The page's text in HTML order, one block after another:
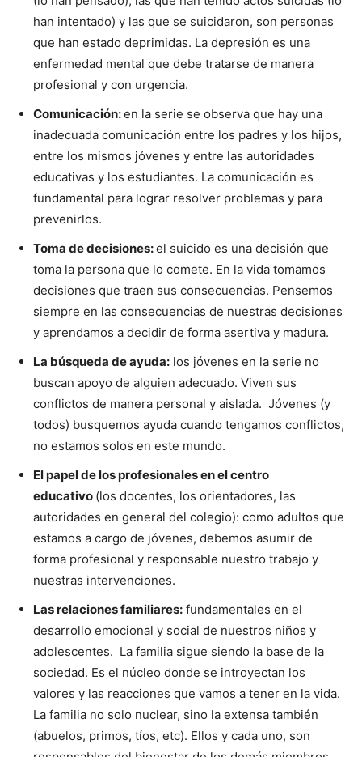
han intentado) y las que se suicidaron, son personas
que han estado deprimidas. La depresión es una
enfermedad mental que debe tratarse de manera
profesional y con urgencia.
Comunicación:en la serie se observa que hay una
inadecuada comunicación entre los padres y los hijos,
entre los mismos jóvenes y entre las autoridades
educativas y los estudiantes. La comunicación es
fundamental para lograr resolver problemas y para
prevenirlos.
Toma de decisiones:el suicido es una decisión que
toma la persona que lo comete. En la vida tomamos
decisiones que traen sus consecuencias. Pensemos
siempre en las consecuencias de nuestras decisiones
y aprendamos a decidir de forma asertiva y madura.
La búsqueda de ayuda: los jóvenes en la serie no
buscan apoyo de alguien adecuado. Viven sus
conflictos de manera personal y aislada. Jóvenes (y
todos) busquemos ayuda cuando tengamos conflictos,
no estamos solos en este mundo.
El papel de los profesionales en el centro
educativo (los docentes, los orientadores, las
autoridades en general del colegio): como adultos que
estamos a cargo de jóvenes, debemos asumir de
forma profesional y responsable nuestro trabajo y
nuestras intervenciones.
Las relaciones familiares: fundamentales en el
desarrollo emocional y social de nuestros niños y
adolescentes. La familia sigue siendo la base de la
sociedad. Es el núcleo donde se introyectan los
valores y las reacciones que vamos a tener en la vida.
La familia no solo nuclear, sino la extensa también
(abuelos, primos, tíos, etc). Ellos y cada uno, son